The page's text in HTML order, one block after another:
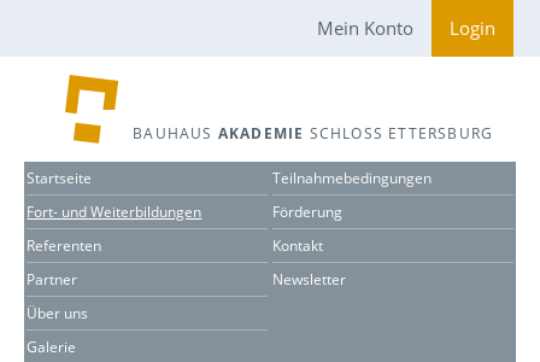
Mein Konto Login
BAUHAUS AKADEMIE SCHLOSS ETTERSBURG
Startseite
Fort- und Weiterbildungen
Referenten
Partner
Über uns
Galerie
Teilnahmebedingungen
Förderung
Kontakt
Newsletter